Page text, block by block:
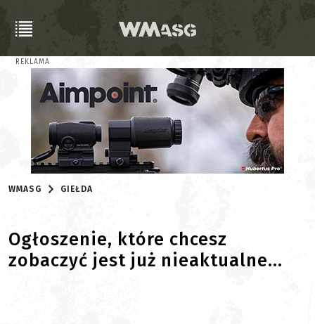
REKLAMA
WMASG GIEŁDA
Ogłoszenie, które chcesz
zobaczyć jest już nieaktualne...